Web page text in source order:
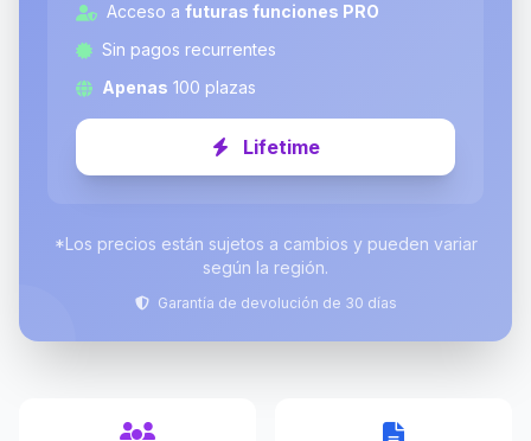
Acceso a futuras funciones PRO
Sin pagos recurrentes
Apenas 100 plazas
Lifetime
*Los precios están sujetos a cambios y pueden variar
según la región.
Garantía de devolución de 30 días